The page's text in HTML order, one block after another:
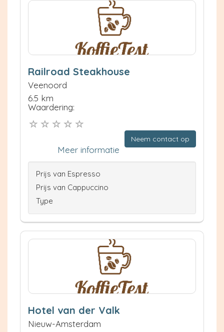
Railroad Steakhouse
Veenoord
6.5 km
Waardering:
Neem contact op
Meer informatie
Prijs van Espresso
Prijs van Cappuccino
Type
Hotel van der Valk
Nieuw-Amsterdam